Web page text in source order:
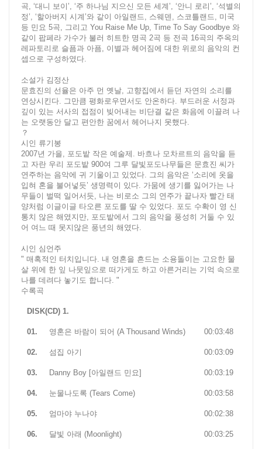
곡, ‘대니 보이’, ‘주 하나님 지으신 모든 세계’, ‘안니 로리’, ‘석별의
정’, ‘할아버지 시계’와 같이 아일랜드, 스웨덴, 스코틀랜드, 미국
등 민요 5곡, 그리고 You Raise Me Up, Time To Say Goodbye 와
같이 팝페라 가수가 불러 히트한 명곡 2곡 등 전곡 16곡의 주옥의
레파토리로 슬픔과 아픔, 이별과 헤어짐에 대한 위로의 음악의 컨
셉으로 구성하였다.
소설가 김정산
문효진의 선율은 아주 먼 옛날, 고향집에서 듣던 자연의 소리를
연상시킨다. 그만큼 평화로우면서도 안온하다. 부드러운 서정과
깊이 있는 서사의 접점이 빚어내는 비단결 같은 화음에 이끌려 나
는 오랫동안 달고 편안한 꿈에서 헤어나지 못했다.
？
시인 류기봉
2007년 가을, 포도밭 작은 예술제. 바흐나 모차르트의 음악을 듣
고 자란 우리 포도밭 900여 그루 달빛포도나무들은 문효진 씨가
연주하는 음악에 귀 기울이고 있었다. 그의 음악은 ‘소리에 옷을
입혀 혼을 불어넣듯’ 생명력이 있다. 가뭄에 생기를 잃어가는 나
무들이 벌떡 일어서듯, 나는 비로소 그의 연주가 끝나자 빨간 태
양처럼 이글이글 타오른 포도를 딸 수 있었다. 포도 수확이 영 신
통치 않은 해였지만, 포도밭에서 그의 음악을 풍성히 거둘 수 있
어 여느 때 못지않은 풍년의 해였다.
시인 심언주
" 매혹적인 터치입니다. 내 영혼을 흔드는 소용돌이는 고요한 물
살 위에 한 잎 나뭇잎으로 떠가게도 하고 아른거리는 기억 속으로
나를 데려다 놓기도 합니다. "
수록곡
DISK(CD) 1.
01. 영혼은 바람이 되어 (A Thousand Winds) 00:03:48
02. 섬집 아기 00:03:09
03. Danny Boy [아일랜드 민요] 00:03:19
04. 눈물나도록 (Tears Come) 00:03:58
05. 엄마야 누나야 00:02:38
06. 달빛 아래 (Moonlight) 00:03:25